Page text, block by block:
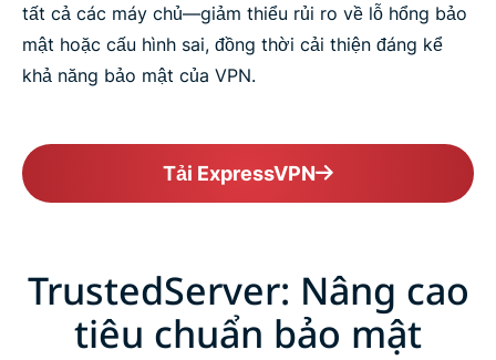
tất cả các máy chủ—giảm thiểu rủi ro về lỗ hổng bảo
mật hoặc cấu hình sai, đồng thời cải thiện đáng kể
khả năng bảo mật của VPN.
Tải ExpressVPN
TrustedServer: Nâng cao
tiêu chuẩn bảo mật